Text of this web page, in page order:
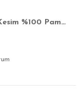
Erkek Slim Fit Dar Kesim %100 Pamuk Keten Doku Düğmeli Yaka Indigo Gömlek